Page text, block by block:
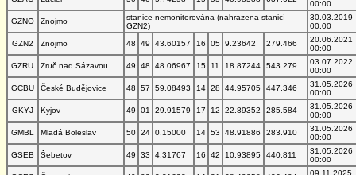
00:00
GZNO
Znojmo
stanice nemonitorována (nahrazena stanicí
GZN2)
30.03.2019
00:00
GZN2
Znojmo 48 49 43.60157 16 05 9.23642 279.466
20.06.2021
00:00
GZRU
Zruč nad Sázavou 49 48 48.06967 15 11 18.87244 543.279
03.07.2022
00:00
GCBU
České Budějovice 48 57 59.08493 14 28 44.95705 447.346
31.05.2026
00:00
GKYJ
Kyjov 49 01 29.91579 17 12 22.89352 285.584
31.05.2026
00:00
GMBL
Mladá Boleslav 50 24 0.15000 14 53 48.91886 283.910
31.05.2026
00:00
GSEB
Šebetov 49 33 4.31767 16 42 10.93895 440.811
31.05.2026
00:00
09.11.2025